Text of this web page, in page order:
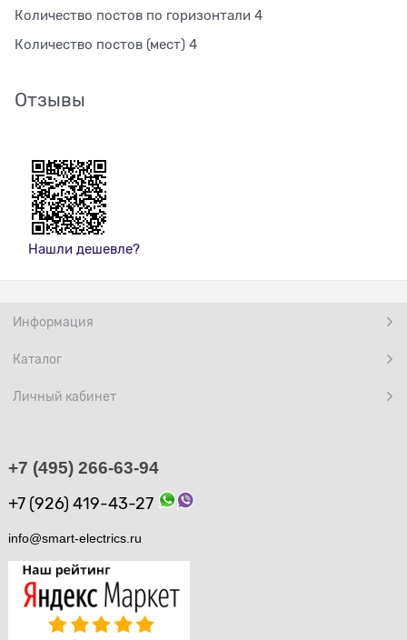
Количество постов по горизонтали 4
Количество постов (мест) 4
Отзывы
Нашли дешевле?
Информация
Каталог
Личный кабинет
+7 (495) 266-63-94
+7 (926) 419-43-27
info@smart-electrics.ru